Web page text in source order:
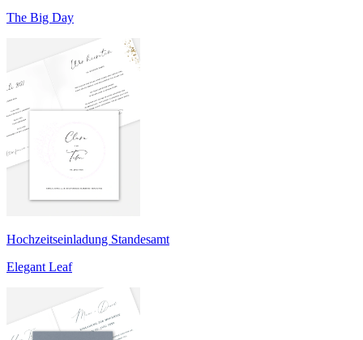
The Big Day
Hochzeitseinladung Standesamt
Elegant Leaf